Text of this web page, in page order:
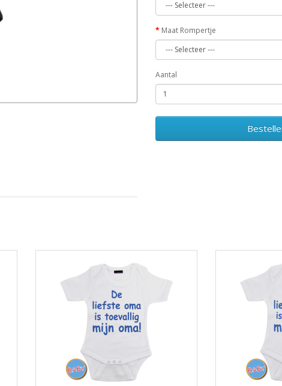
Maat Rompertje
Aantal